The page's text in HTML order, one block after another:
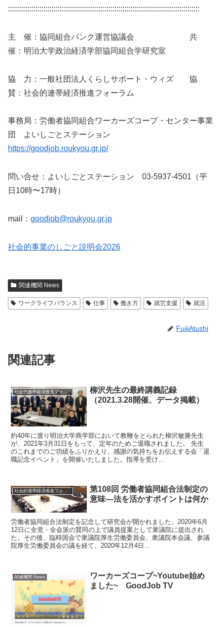
:::::::::::::::::::::::::::::::::::::::::::::::::::::::::::::::::::::::::::::::::::::::::::::::::
主 催：協同組合バンク運営協議会 共
催：明治大学政治経済学部協同組合学研究室
協 力：一般社団法人くらしサポート・ウィズ 協
賛：社会的連帯経済推進フォーラム
事務局：労働者協同組合ワーカーズコープ・センター事業
団 よいしごとステーション
https://goodjob.roukyou.gr.jp/
問い合せ：よいしごとステーション 03-5937-4501（平
日10時〜17時）
mail： goodjob@roukyou.gr.jp
社会的事業のしごと説明会2026
関連機関 News
ワークライフバランス 仕事 働き方 就労支援 就活
FujiiAtushi
関連記事
柳沢先生の最終講義記録
（2021.3.28開催、データ掲載）
約40年に渡り明治大学商学部において教鞭をとられた柳沢敏勝先生
が、2021年3月31日をもって、定年のためご退職されました。 先生
のこれまでのご功績をふりかえり、感謝の気持ちをお伝えする会「退
職記念イベント」を開催いたしました。指導を受け...
社会的連帯経済推進フォーラム News
第108回 労働者協同組合法制定の
意味―法を活かすポイントは何か
労働者協同組合法制定を記念して研究会が開かれました。2020年6月
12日に全党・全会派の賛同の上で議員提案として衆議院に提出され
た。その後、臨時国会で衆議院厚生労働委員会、衆議院本会議、参議
院厚生労働委員会の議を経て、2020年12月4日...
関連機関 News
ワーカーズコープ~Youtube始め
ました~ GoodJob TV